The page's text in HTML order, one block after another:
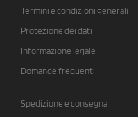
Termini e condizioni generali
Protezione dei dati
Informazione legale
Domande frequenti
Spedizione e consegna